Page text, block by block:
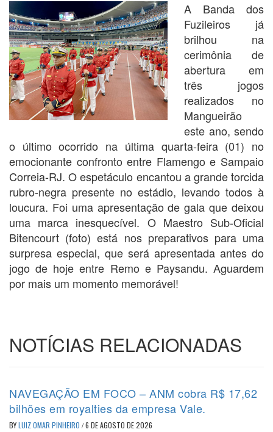
A Banda dos
Fuzileiros já
brilhou na
cerimônia de
abertura em
três jogos
realizados no
Mangueirão
este ano, sendo
o último ocorrido na última quarta-feira (01) no
emocionante confronto entre Flamengo e Sampaio
Correia-RJ. O espetáculo encantou a grande torcida
rubro-negra presente no estádio, levando todos à
loucura. Foi uma apresentação de gala que deixou
uma marca inesquecível. O Maestro Sub-Oficial
Bitencourt (foto) está nos preparativos para uma
surpresa especial, que será apresentada antes do
jogo de hoje entre Remo e Paysandu. Aguardem
por mais um momento memorável!
NOTÍCIAS RELACIONADAS
NAVEGAÇÃO EM FOCO – ANM cobra R$ 17,62
bilhões em royalties da empresa Vale.
BYLUIZ OMAR PINHEIRO /6 DE AGOSTO DE 2026